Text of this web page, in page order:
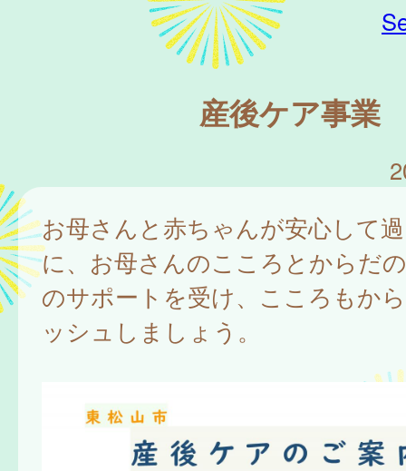
産後ケア事業
お母さんと赤ちゃんが安心して
に、お母さんのこころとからだ
のサポートを受け、こころもか
ッシュしましょう。